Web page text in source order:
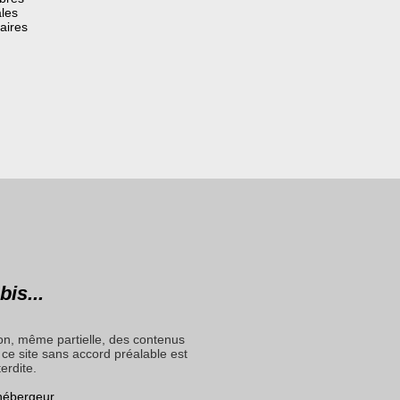
même partielle, des contenus
site sans accord préalable est